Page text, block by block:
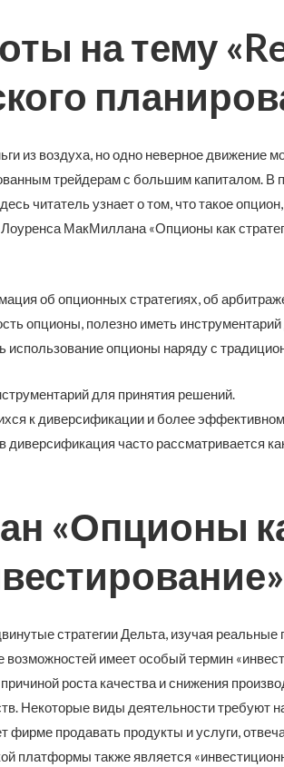
на тему
из воздуха, но одно неверное движение
трейдерам с большим капиталом. В
читатель узнает о том, что такое
МакМиллана «Опционы как
об опционных стратегиях, об
опционы, полезно иметь
использование опционы наряду с
для принятия решений.
к диверсификации и более
часто рассматривается
«Опционы
стратегии Дельта, изучая
имеет особый термин
роста качества и снижения
Некоторые виды деятельности требуют
фирме продавать продукты и услуги,
платформы также является